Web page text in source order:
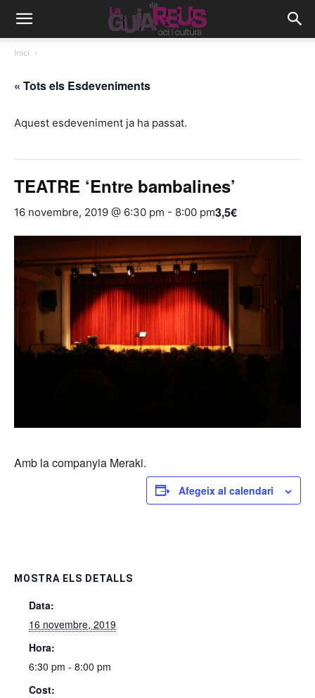
Inici
« Tots els Esdeveniments
Aquest esdeveniment ja ha passat.
TEATRE ‘Entre bambalines’
16 novembre, 2019 @ 6:30 pm - 8:00 pm3,5€
Amb la companyia Meraki.
Afegeix al calendari
MOSTRA ELS DETALLS
Data:
16 novembre, 2019
Hora:
6:30 pm - 8:00 pm
Cost: